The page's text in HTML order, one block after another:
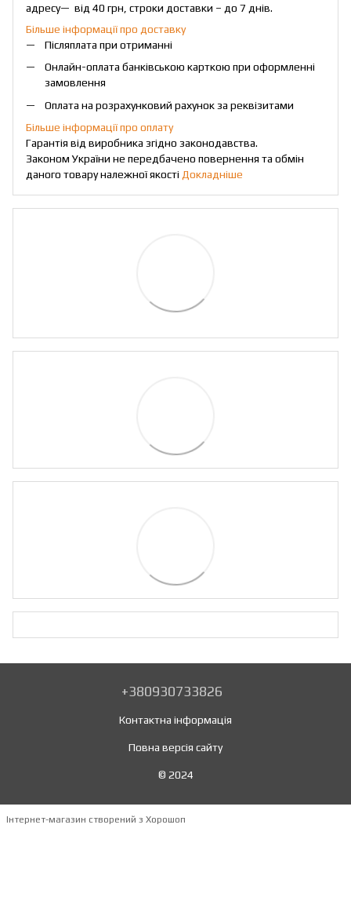
адресу— від 40 грн, строки доставки – до 7 днів.
Більше інформації про доставку
Післяплата при отриманні
Онлайн-оплата банківською карткою при оформленні
замовлення
Оплата на розрахунковий рахунок за реквізитами
Більше інформації про оплату
Гарантія від виробника згідно законодавства.
Законом України не передбачено повернення та обмін
даного товару належної якості Докладніше
+380930733826
Контактна інформація
Повна версія сайту
© 2024
Інтернет-магазин створений з Хорошоп